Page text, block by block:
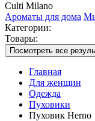
Culti Milano
Ароматы для дома
Категории:
Товары:
Посмотреть все
Главная
Для женщин
Одежда
Пуховики
Пуховик Herno